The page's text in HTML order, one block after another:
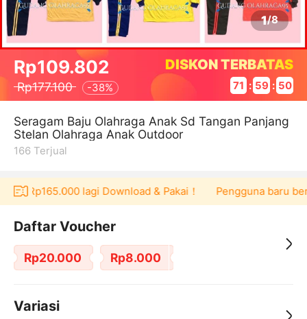
1/8
Rp109.802
Rp177.100 -38%
DISKON TERBATAS
71 : 59 : 50
Seragam Baju Olahraga Anak Sd Tangan Panjang
Stelan Olahraga Anak Outdoor
166 Terjual
Rp165.000 lagi Download & Pakai！ Pengguna baru
Daftar Voucher
Rp20.000 Rp8.000
Variasi